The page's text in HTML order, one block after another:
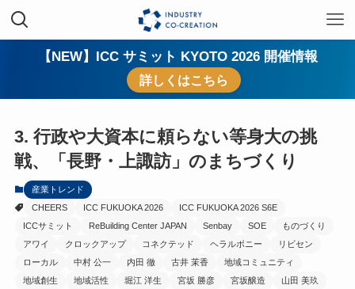
【NEW】ICC サミット KYOTO 2026 開催情報
詳しくはこちら
3. 行政や大資本に頼らない等身大の挑
戦、「長野・上諏訪」のまちづくり
産業トレンド
CHEERS
ICC FUKUOKA 2026
ICC FUKUOKA 2026 S6E
ICCサミット
ReBuilding Center JAPAN Senbay SOE
ものづくり
アワイ
クロックアップ コネクテッド ヘラルボニー
リビセン
ローカル
中村 公一 内田 徹 古井 茉香
地域コミュニティ
地域創生
地域活性 堀江 洋生 宮坂 勝彦 宮坂醸造
山田 美玖